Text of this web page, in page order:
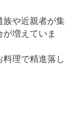
族や近親者が集
増えていま
理で精進落し